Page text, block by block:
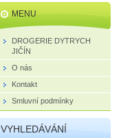
MENU
DROGERIE DYTRYCH
JIČÍN
O nás
Kontakt
Smluvní podmínky
VYHLEDÁVÁNÍ